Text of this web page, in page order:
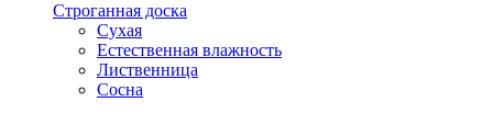
Строганная доска
Сухая
Естественная влажность
Лиственница
Сосна